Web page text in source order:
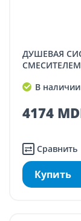
ДУШЕВАЯ СИСТЕМА KRONER TRITON СО
В наличии
4174
Сравнить
Купить